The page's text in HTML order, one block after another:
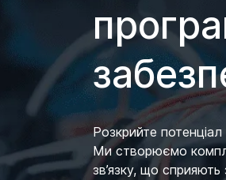
Розкрийте
Ми створюємо
зв’язку, що